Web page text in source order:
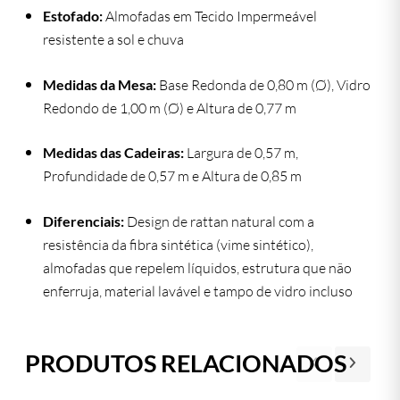
Estofado:Almofadas em Tecido Impermeável
resistente a sol e chuva
Medidas da Mesa:Base Redonda de 0,80 m (Ø), Vidro
Redondo de 1,00 m (Ø) e Altura de 0,77 m
Medidas das Cadeiras:Largura de 0,57 m,
Profundidade de 0,57 m e Altura de 0,85 m
Diferenciais:Design de rattan natural com a
resistência da fibra sintética (vime sintético),
almofadas que repelem líquidos, estrutura que não
enferruja, material lavável e tampo de vidro incluso
PRODUTOS RELACIONADOS